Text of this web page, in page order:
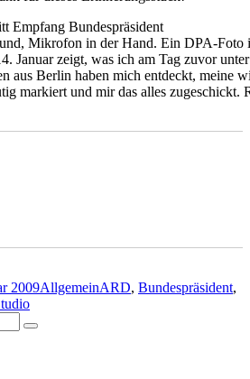
Mikrofon in der Hand. Ein DPA-Foto
Januar zeigt, was ich am Tag zuvor
aus Berlin haben mich entdeckt, meine
markiert und mir das alles zugeschickt.
2009AllgemeinARD, Bundespräsident,
Suchen